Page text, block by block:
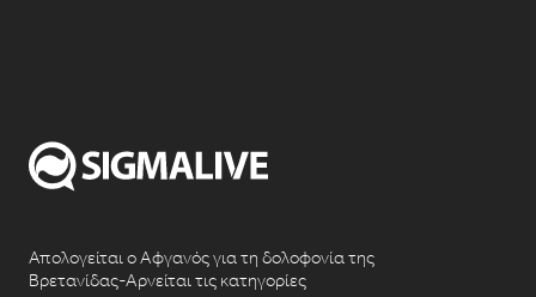
Απολογείται ο Αφγανός για τη δολοφονία της
Βρετανίδας-Αρνείται τις κατηγορίες